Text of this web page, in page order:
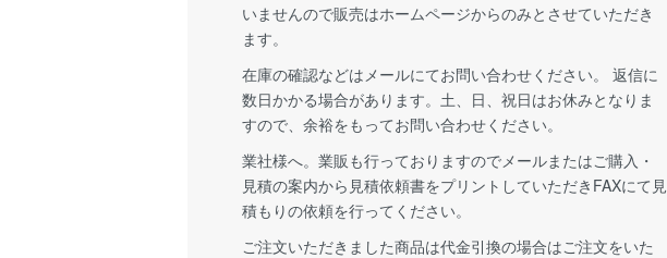
いませんので販売はホームページからのみとさせていただき
ます。
在庫の確認などはメールにてお問い合わせください。 返信に
数日かかる場合があります。土、日、祝日はお休みとなりま
すので、余裕をもってお問い合わせください。
業社様へ。業販も行っておりますのでメールまたはご購入・
見積の案内から見積依頼書をプリントしていただきFAXにて見
積もりの依頼を行ってください。
ご注文いただきました商品は代金引換の場合はご注文をいた